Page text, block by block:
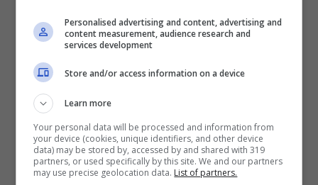
Quando i Vigili del Fuoco, accompagnati
dalla componente SAF – Speleo, Alpino,
Fluviale – sono arrivati sul posto della
segnalazione hanno subito capito che
recuperare il povero Poldo non sarebbe
stato affatto facilee che avrebbero dovuto
fare molta attenzione ed evitare che la
Personalised advertising and content, advertising and
content measurement, audience research and
services development
Store and/or access information on a device
Learn more
Your personal data will be processed and information from
your device (cookies, unique identifiers, and other device
data) may be stored by, accessed by and shared with 319
partners, or used specifically by this site. We and our partners
may use precise geolocation data. List of partners.